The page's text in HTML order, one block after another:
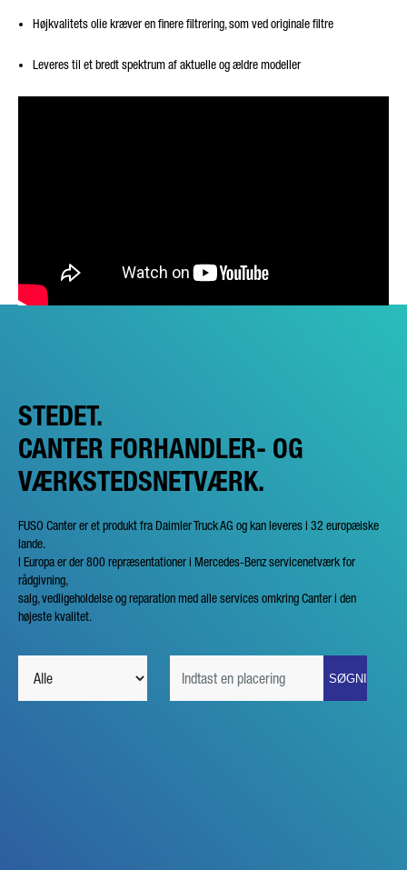
Højkvalitets olie kræver en finere filtrering, som ved originale filtre
Leveres til et bredt spektrum af aktuelle og ældre modeller
STEDET.
CANTER FORHANDLER- OG
VÆRKSTEDSNETVÆRK.
FUSO Canter er et produkt fra Daimler Truck AG og kan leveres i 32 europæiske
lande.
I Europa er der 800 repræsentationer i Mercedes-Benz servicenetværk for
rådgivning,
salg, vedligeholdelse og reparation med alle services omkring Canter i den
højeste kvalitet.